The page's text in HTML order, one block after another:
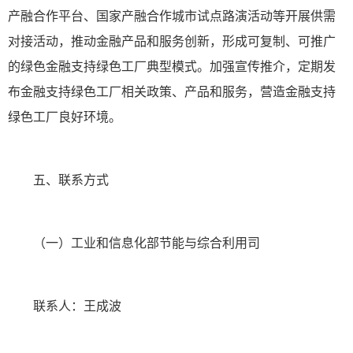
产融合作平台、国家产融合作城市试点路演活动等开展供需
对接活动，推动金融产品和服务创新，形成可复制、可推广
的绿色金融支持绿色工厂典型模式。加强宣传推介，定期发
布金融支持绿色工厂相关政策、产品和服务，营造金融支持
绿色工厂良好环境。
五、联系方式
（一）工业和信息化部节能与综合利用司
联系人：王成波